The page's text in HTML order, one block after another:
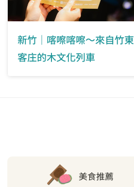
新竹｜喀嚓喀嚓～來自竹東
客庄的木文化列車
美食推薦